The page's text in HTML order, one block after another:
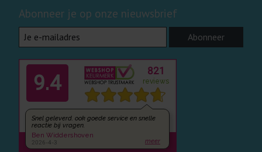
Abonneer je op onze nieuwsbrief
Abonneer